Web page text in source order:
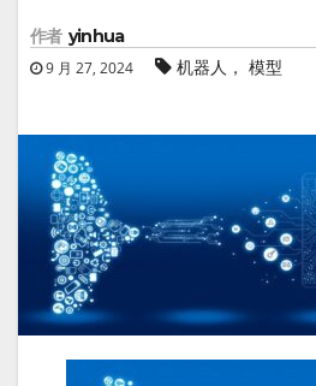
作者 yinhua
9 月 27, 2024 机器人， 模型